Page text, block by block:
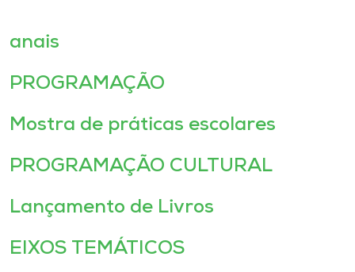
anais
PROGRAMAÇÃO
Mostra de práticas escolares
PROGRAMAÇÃO CULTURAL
Lançamento de Livros
EIXOS TEMÁTICOS